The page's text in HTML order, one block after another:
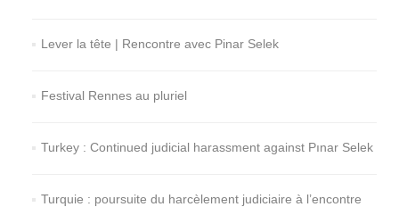
Lever la tête | Rencontre avec Pinar Selek
Festival Rennes au pluriel
Turkey : Continued judicial harassment against Pınar Selek
Turquie : poursuite du harcèlement judiciaire à l’encontre